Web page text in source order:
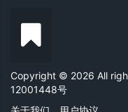
Copyright © 2026 All
12001448号